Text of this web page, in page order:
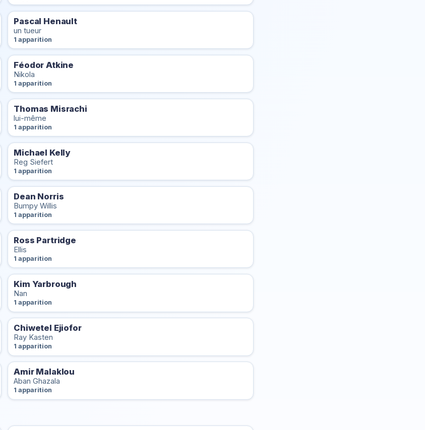
Pascal Henault
un tueur
1 apparition
Féodor Atkine
Nikola
1 apparition
Thomas Misrachi
lui-même
1 apparition
Michael Kelly
Reg Siefert
1 apparition
Dean Norris
Bumpy Willis
1 apparition
Ross Partridge
Ellis
1 apparition
Kim Yarbrough
Nan
1 apparition
Chiwetel Ejiofor
Ray Kasten
1 apparition
Amir Malaklou
Aban Ghazala
1 apparition